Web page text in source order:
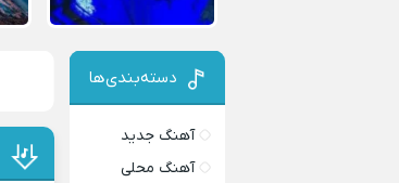
دسته‌بندی‌ها
آهنگ جدید
آهنگ محلی